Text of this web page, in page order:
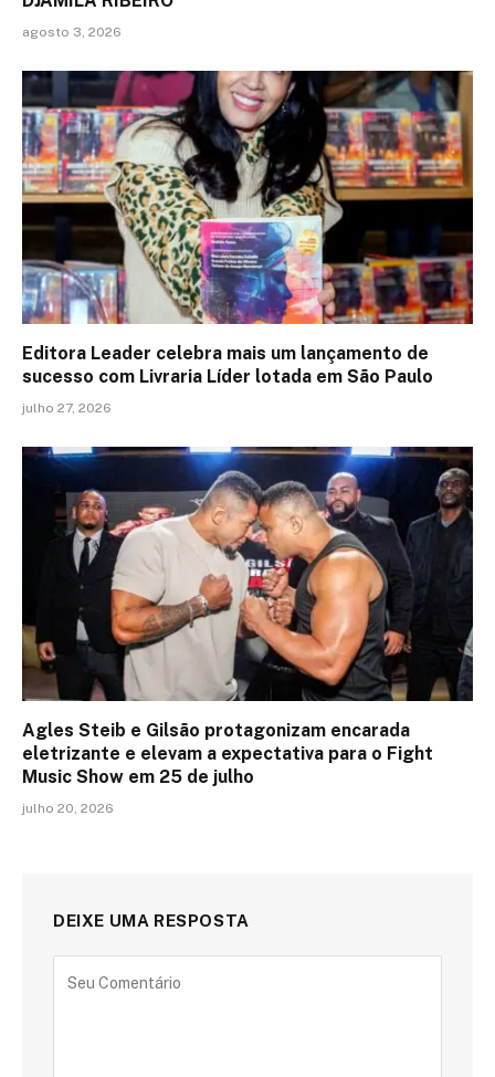
agosto 3, 2026
Editora Leader celebra mais um lançamento de
sucesso com Livraria Líder lotada em São Paulo
julho 27, 2026
Agles Steib e Gilsão protagonizam encarada
eletrizante e elevam a expectativa para o Fight
Music Show em 25 de julho
julho 20, 2026
DEIXE UMA RESPOSTA